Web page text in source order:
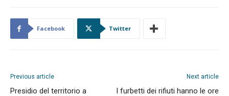
Facebook Twitter
Previous article
Presidio del territorio a
Next article
I furbetti dei rifiuti hanno le ore